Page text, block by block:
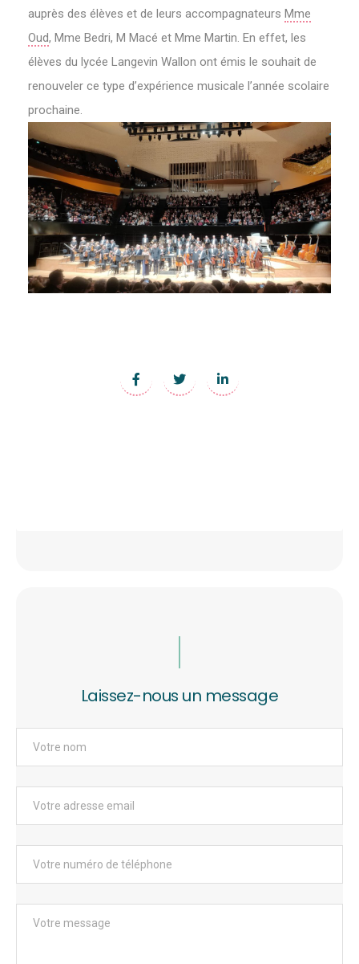
auprès des élèves et de leurs accompagnateurs Mme
Oud, Mme Bedri, M Macé et Mme Martin. En effet, les
élèves du lycée Langevin Wallon ont émis le souhait de
renouveler ce type d’expérience musicale l’année scolaire
prochaine.
Laissez-nous un message